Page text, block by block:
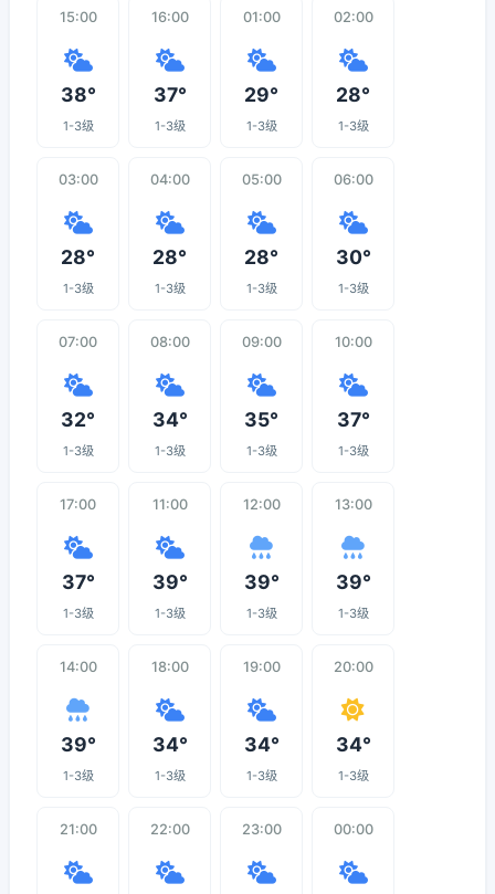
15:00
38°
1-3级
16:00
37°
1-3级
01:00
29°
1-3级
02:00
28°
1-3级
03:00
28°
1-3级
04:00
28°
1-3级
05:00
28°
1-3级
06:00
30°
1-3级
07:00
32°
1-3级
08:00
34°
1-3级
09:00
35°
1-3级
10:00
37°
1-3级
17:00
37°
1-3级
11:00
39°
1-3级
12:00
39°
1-3级
13:00
39°
1-3级
14:00
39°
1-3级
18:00
34°
1-3级
19:00
34°
1-3级
20:00
34°
1-3级
21:00 22:00 23:00 00:00